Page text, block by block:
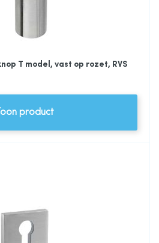
T model, vast op rozet, RVS
Toon product